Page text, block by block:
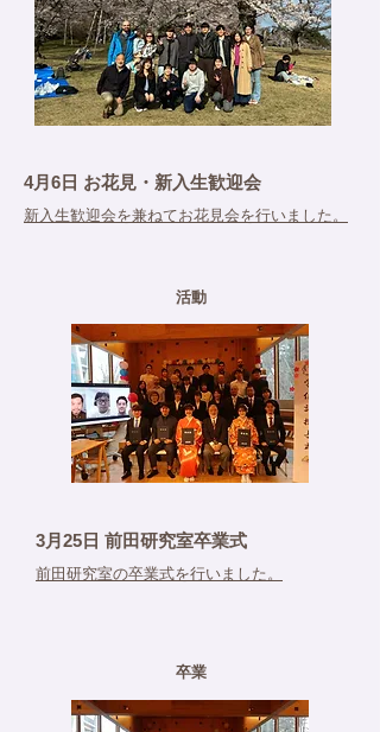
4月6日 お花見・新入生歓迎会
新入生歓迎会を兼ねてお花見会を行いました。
活動
3月25日 前田研究室卒業式
​前田研究室の卒業式を行いました。​
卒業